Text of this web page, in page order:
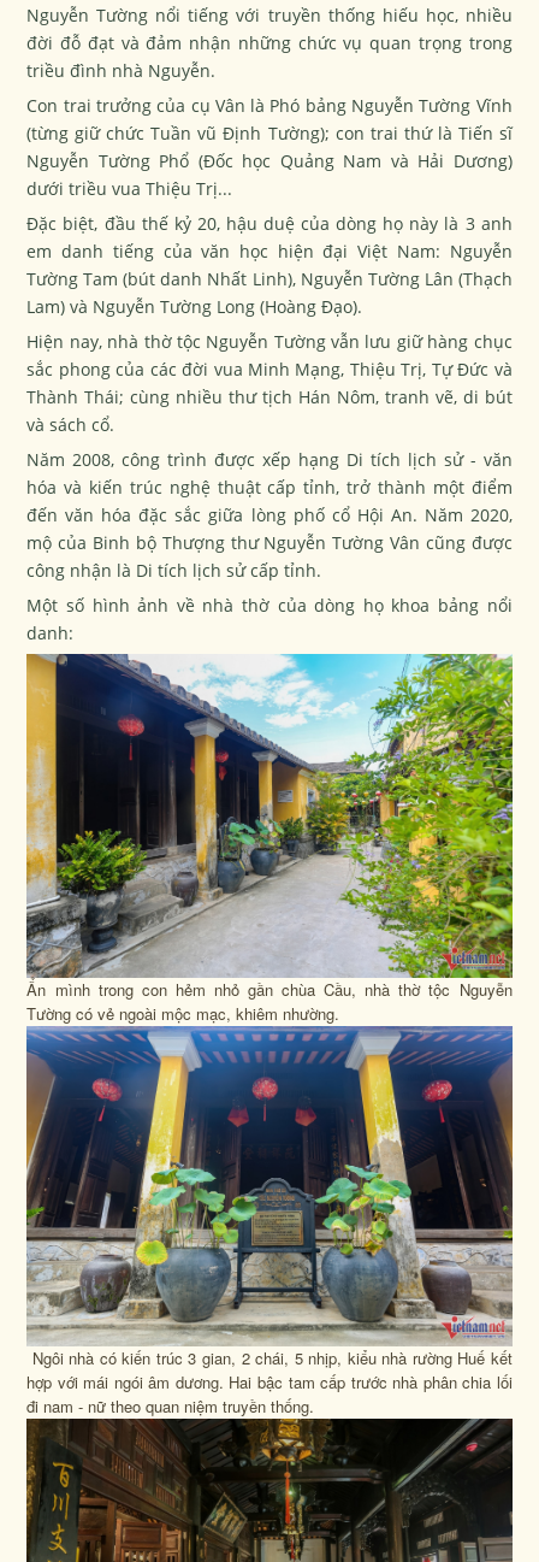
Nguyễn Tường nổi tiếng với truyền thống hiếu học, nhiều
đời đỗ đạt và đảm nhận những chức vụ quan trọng trong
triều đình nhà Nguyễn.
Con trai trưởng của cụ Vân là Phó bảng Nguyễn Tường Vĩnh
(từng giữ chức Tuần vũ Định Tường); con trai thứ là Tiến sĩ
Nguyễn Tường Phổ (Đốc học Quảng Nam và Hải Dương)
dưới triều vua Thiệu Trị...
Đặc biệt, đầu thế kỷ 20, hậu duệ của dòng họ này là 3 anh
em danh tiếng của văn học hiện đại Việt Nam: Nguyễn
Tường Tam (bút danh Nhất Linh), Nguyễn Tường Lân (Thạch
Lam) và Nguyễn Tường Long (Hoàng Đạo).
Hiện nay, nhà thờ tộc Nguyễn Tường vẫn lưu giữ hàng chục
sắc phong của các đời vua Minh Mạng, Thiệu Trị, Tự Đức và
Thành Thái; cùng nhiều thư tịch Hán Nôm, tranh vẽ, di bút
và sách cổ.
Năm 2008, công trình được xếp hạng Di tích lịch sử - văn
hóa và kiến trúc nghệ thuật cấp tỉnh, trở thành một điểm
đến văn hóa đặc sắc giữa lòng phố cổ Hội An. Năm 2020,
mộ của Binh bộ Thượng thư Nguyễn Tường Vân cũng được
công nhận là Di tích lịch sử cấp tỉnh.
Một số hình ảnh về nhà thờ của dòng họ khoa bảng nổi
danh:
Ẩn mình trong con hẻm nhỏ gần chùa Cầu, nhà thờ tộc Nguyễn
Tường có vẻ ngoài mộc mạc, khiêm nhường.
Ngôi nhà có kiến trúc 3 gian, 2 chái, 5 nhịp, kiểu nhà rường Huế kết
hợp với mái ngói âm dương. Hai bậc tam cấp trước nhà phân chia lối
đi nam - nữ theo quan niệm truyền thống.